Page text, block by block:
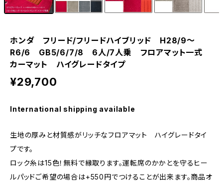
ホンダ フリード/フリードハイブリッド H28/9〜
R6/6 GB5/6/7/8 6人/7人乗 フロアマット一式
カーマット ハイグレードタイプ
¥29,700
International shipping available
生地の厚みと材質感がリッチなフロアマット ハイグレードタイ
プです。
ロック糸は15色！無料で縁取ります。運転席のかかとを守るヒー
ルパッドご希望の場合は+550円でつけることが出来ます。商品オ